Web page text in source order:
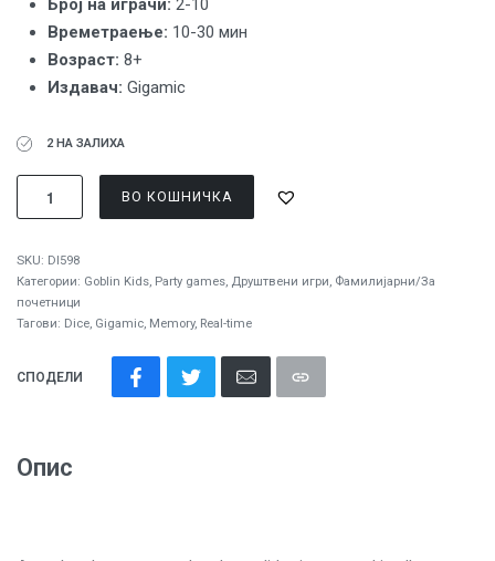
Броj на играчи: 2-10
Времетраење: 10-30 мин
Возраст:8+
Издавач:Gigamic
2 НА ЗАЛИХА
ВО КОШНИЧКА
SKU: DI598
Категории: Goblin Kids, Party games, Друштвени игри, Фамилијарни/За
почетници
Тагови: Dice, Gigamic, Memory, Real-time
СПОДЕЛИ
Опис